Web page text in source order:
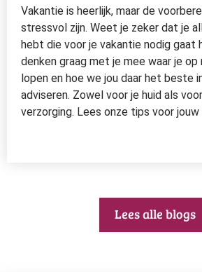
Vakantie is heerlijk, maar de
stressvol zijn. Weet je zeker dat je
hebt die voor je vakantie nodig gaat
denken graag met je mee waar je
lopen en hoe we jou daar het beste
adviseren. Zowel voor je huid als
verzorging. Lees onze tips voor
Lees alle blogs